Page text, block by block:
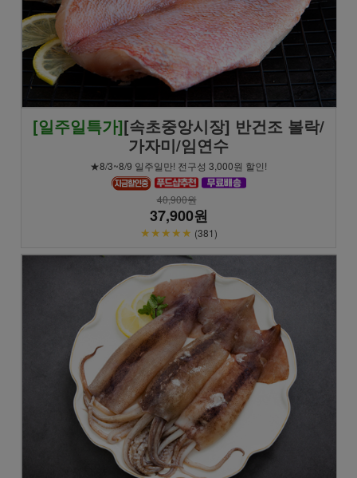
[일주일특가][속초중앙시장] 반건조 볼락/
가자미/임연수
★8/3~8/9 일주일만! 전구성 3,000원 할인!
40,900원
37,900원
★★★★★ (381)